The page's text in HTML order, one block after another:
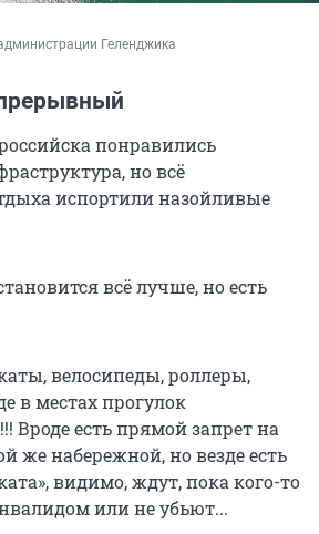
Геленджика
понравились
но всё
испортили назойливые
всё лучше, но есть
велосипеды, роллеры,
в местах прогулок
Вроде есть прямой запрет на
же набережной, но везде есть
видимо, ждут, пока кого-то
или не убьют...